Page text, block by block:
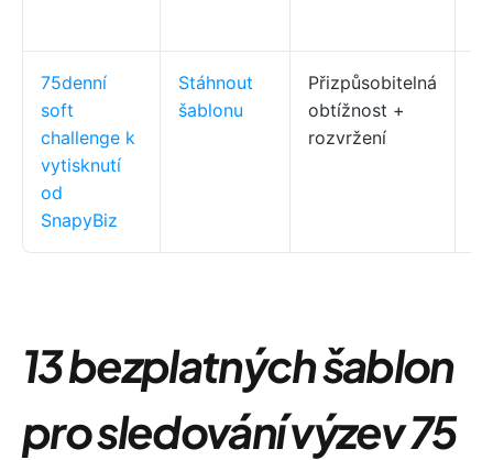
75denní
soft
challenge k
vytisknutí
od
SnapyBiz
Stáhnout
šablonu
Přizpůsobitelná
obtížnost +
rozvržení
13 bezplatných šablon
pro sledování výzev 75